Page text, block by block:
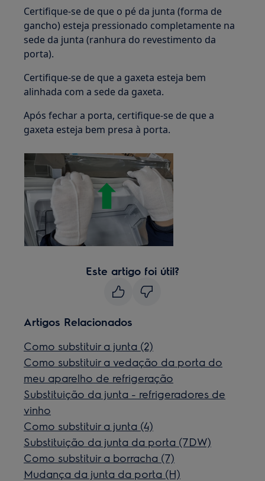
Certifique-se de que o pé da junta (forma de
gancho) esteja pressionado completamente na
sede da junta (ranhura do revestimento da
porta).
Certifique-se de que a gaxeta esteja bem
alinhada com a sede da gaxeta.
Após fechar a porta, certifique-se de que a
gaxeta esteja bem presa à porta.
Este artigo foi útil?
Artigos Relacionados
Como substituir a junta (2)
Como substituir a vedação da porta do
meu aparelho de refrigeração
Substituição da junta - refrigeradores de
vinho
Como substituir a junta (4)
Substituição da junta da porta (7DW)
Como substituir a borracha (7)
Mudança da junta da porta (H)